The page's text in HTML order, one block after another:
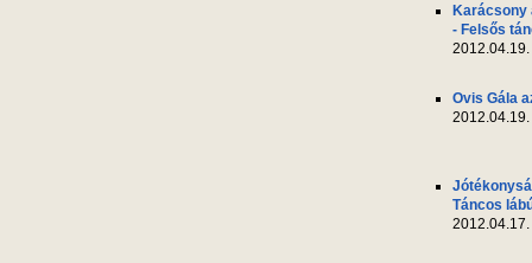
Karácsony
- Felsős
2012.04.19.
Ovis Gála
2012.04.19.
Táncos
2012.04.17.